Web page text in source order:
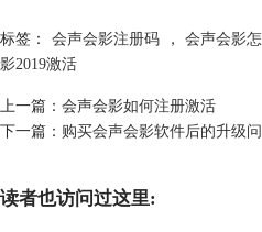
之后，系统会在24小时之内通过邮件
购买时所填的邮箱，同时还会发送
标签： 会声会影注册码 ， 会声会影
影2019激活
上一篇： 会声会影如何注册激活
下一篇： 购买会声会影软件后的升级
读者也访问过这里: